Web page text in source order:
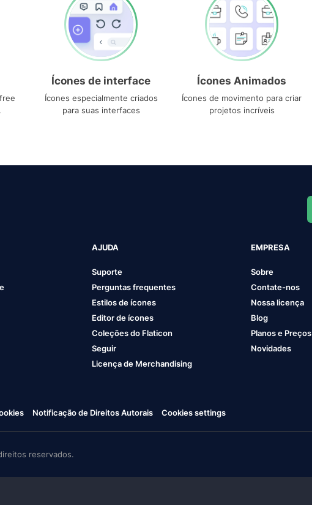
Ícones de interface
Ícones especialmente criados
para suas interfaces
Ícones Animados
Ícones de movimento para criar
projetos incríveis
AJUDA
Suporte
Perguntas frequentes
Estilos de ícones
Editor de ícones
Coleções do Flaticon
Seguir
Licença de Merchandising
EMPRESA
Sobre
Contate-nos
Nossa licença
Blog
Planos e Preços
Novidades
Notificação de Direitos Autorais Cookies settings
reservados.